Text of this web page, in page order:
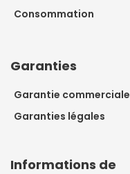
Consommation
Garanties
Garantie commerciale
Garanties légales
Informations de